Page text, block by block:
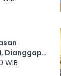
Dianggap
WIB